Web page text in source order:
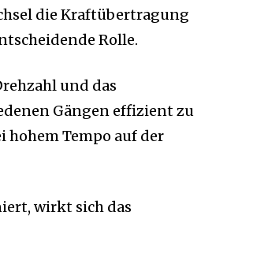
die Kraftübertragung
Rolle.
und das
Gängen effizient zu
Tempo auf der
wirkt sich das